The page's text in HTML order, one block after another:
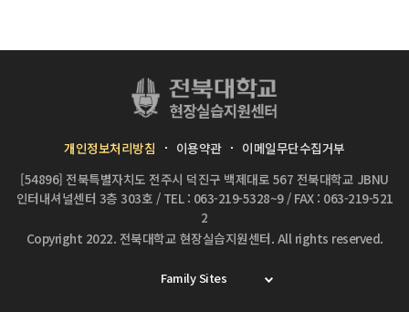
개인정보처리방침 이용약관
이메일무단수집거부
[54896] 전북특별자치도 전주시 덕진구 백제대로 567 전북대학교 JBNU
인터내셔널센터 3층 303호 / TEL : 063-219-5328~9/ FAX : 063-219-521
2
Copyright 2022. 전북대학교 현장실습지원센터. All rights reserved.
Family Sites